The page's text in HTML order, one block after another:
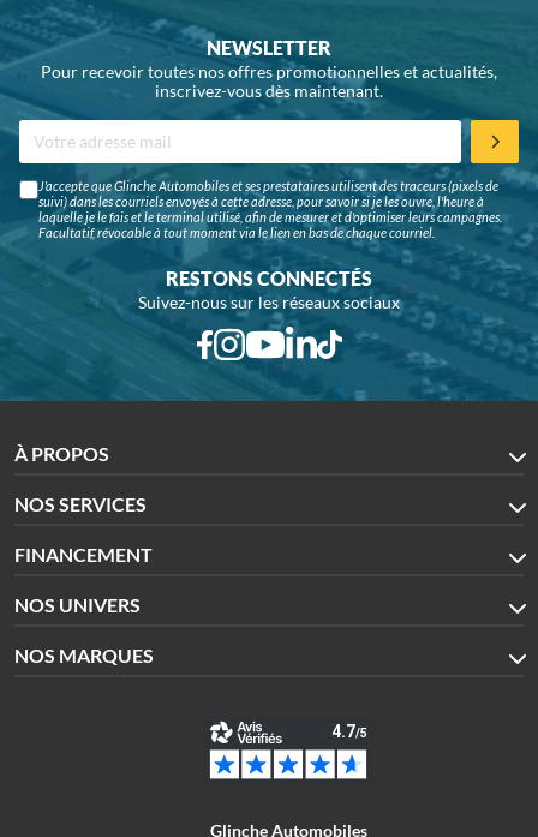
NEWSLETTER
Pour recevoir toutes nos offres promotionnelles et actualités,
inscrivez-vous dès maintenant.
J'accepte que Glinche Automobiles et ses prestataires utilisent des traceurs (pixels de
suivi) dans les courriels envoyés à cette adresse, pour savoir si je les ouvre, l'heure à
laquelle je le fais et le terminal utilisé, afin de mesurer et d'optimiser leurs campagnes.
Facultatif, révocable à tout moment via le lien en bas de chaque courriel.
RESTONS CONNECTÉS
Suivez-nous sur les réseaux sociaux
À PROPOS
NOS SERVICES
FINANCEMENT
NOS UNIVERS
NOS MARQUES
Glinche Automobiles